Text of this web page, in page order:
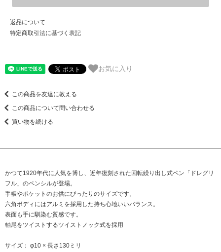
返品について
特定商取引法に基づく表記
お気に入り
この商品を友達に教える
この商品について問い合わせる
買い物を続ける
かつて1920年代に人気を博し、近年復刻された回転繰り出し式ペン「ドレグリ
フル」のペンシルが登場。
手帳やポケットのお供にぴったりのサイズです。
六角ボディにはアルミを採用した持ち心地いいバランス。
表面も手に馴染む質感です。
軸尾をツイストするツイストノック式を採用
サイズ： φ10 × 長さ130ミリ